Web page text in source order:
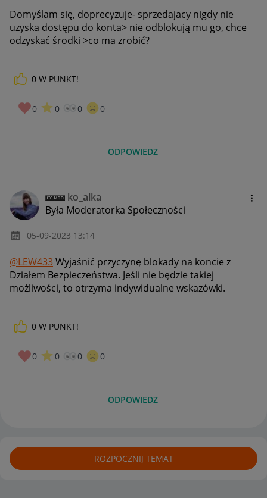
Domyślam się, doprecyzuje- sprzedajacy nigdy nie
uzyska dostępu do konta> nie odblokują mu go, chce
odzyskać środki >co ma zrobić?
0 W PUNKT!
0 0 0 0
ODPOWIEDZ
ko_alka
Była Moderatorka Społeczności
‎05-09-2023 13:14
@LEW433Wyjaśnić przyczynę blokady na koncie z
Działem Bezpieczeństwa. Jeśli nie będzie takiej
możliwości, to otrzyma indywidualne wskazówki.
0 W PUNKT!
0 0 0 0
ODPOWIEDZ
ROZPOCZNIJ TEMAT